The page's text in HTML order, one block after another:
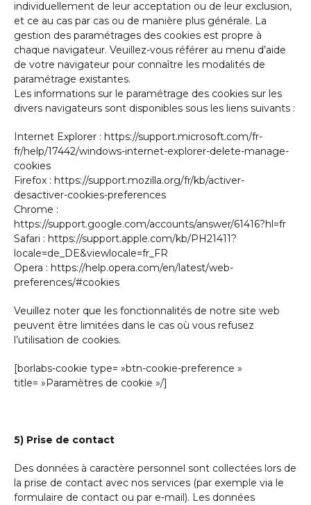
individuellement de leur acceptation ou de leur exclusion,
et ce au cas par cas ou de manière plus générale. La
gestion des paramétrages des cookies est propre à
chaque navigateur. Veuillez-vous référer au menu d’aide
de votre navigateur pour connaître les modalités de
paramétrage existantes.
Les informations sur le paramétrage des cookies sur les
divers navigateurs sont disponibles sous les liens suivants :
Internet Explorer : https://support.microsoft.com/fr-
fr/help/17442/windows-internet-explorer-delete-manage-
cookies
Firefox : https://support.mozilla.org/fr/kb/activer-
desactiver-cookies-preferences
Chrome :
https://support.google.com/accounts/answer/61416?hl=fr
Safari : https://support.apple.com/kb/PH21411?
locale=de_DE&viewlocale=fr_FR
Opera : https://help.opera.com/en/latest/web-
preferences/#cookies
Veuillez noter que les fonctionnalités de notre site web
peuvent être limitées dans le cas où vous refusez
l’utilisation de cookies.
[borlabs-cookie type= »btn-cookie-preference »
title= »Paramètres de cookie »/]
5) Prise de contact
Des données à caractère personnel sont collectées lors de
la prise de contact avec nos services (par exemple via le
formulaire de contact ou par e-mail). Les données